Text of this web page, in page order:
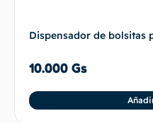
Dispensador de bolsitas
10.000 Gs